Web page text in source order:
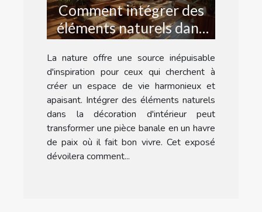
Comment intégrer des
éléments naturels dans
votre décoration
d'intérieur
La nature offre une source inépuisable
d'inspiration pour ceux qui cherchent à
créer un espace de vie harmonieux et
apaisant. Intégrer des éléments naturels
dans la décoration d'intérieur peut
transformer une pièce banale en un havre
de paix où il fait bon vivre. Cet exposé
dévoilera comment...